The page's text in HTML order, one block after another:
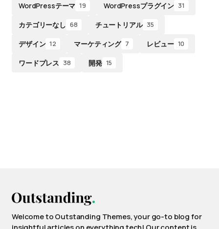
WordPressテーマ 19 WordPressプラグイン 31
カテゴリーなし 68 チュートリアル 35
デザイン 12 マーケティング 7 レビュー 10
ワードプレス 38 開発 15
Welcome to Outstanding Themes, your go-to blog for